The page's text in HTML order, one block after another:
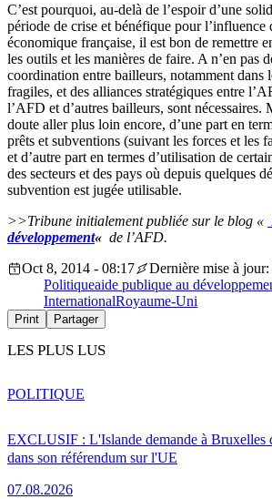
C’est pourquoi, au-delà de l’espoir d’une
période de crise et bénéfique pour l’influence
économique française, il est bon de remettre
les outils et les manières de faire. A n’en pas
coordination entre bailleurs, notamment dans
fragiles, et des alliances stratégiques entre
l’AFD et d’autres bailleurs, sont nécessaires.
doute aller plus loin encore, d’une part en
prêts et subventions (suivant les forces et les
et d’autre part en termes d’utilisation de
des secteurs et des pays où depuis quelques
subvention est jugée utilisable.
>>Tribune initialement publiée sur le blog «
développement« de l’AFD.
Oct 8, 2014 - 08:17
Dernière mise à
Politiqueaide publique au
InternationalRoyaume-Uni
Print Partager
LES PLUS LUS
EXCLUSIF : L'Islande demande à Bruxelles
dans son référendum sur l'UE
07.08.2026
POLITIQUE